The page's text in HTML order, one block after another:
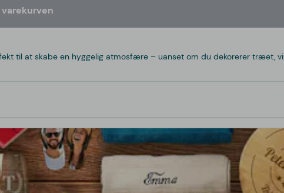
til at skabe en hyggelig atmosfære – uanset om du dekorerer træet,